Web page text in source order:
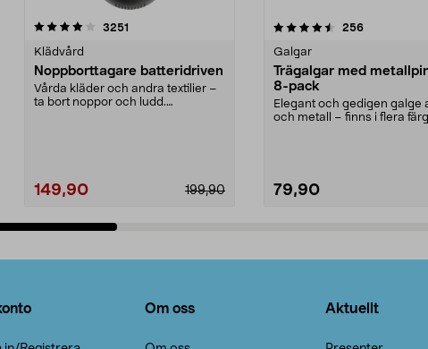
3251
Klädvård
Noppborttagare batteridriven
Vårda kläder och andra textilier –
ta bort noppor och ludd.
199,90
149,90
4.5av 5 stjärnor 256recensioner
Galgar
Trägalgar med
8-pack
Elegant och gedigen galge
och metall – finns i flera
79,90
4.0av 5 stjärnor
Om oss Aktuellt